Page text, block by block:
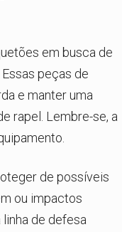
em busca de
peças de
e manter uma
rapel. Lembre-se, a
de possíveis
ou impactos
de defesa